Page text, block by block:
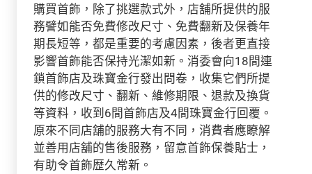
購買首飾，除了挑選款式外，店舖所提供的服
務譬如能否免費修改尺寸、免費翻新及保養年
期長短等，都是重要的考慮因素，後者更直接
影響首飾能否保持光潔如新。消委會向18間連
鎖首飾店及珠寶金行發出問卷，收集它們所提
供的修改尺寸、翻新、維修期限、退款及換貨
等資料，收到6間首飾店及4間珠寶金行回覆。
原來不同店舖的服務大有不同，消費者應瞭解
並善用店舖的售後服務，留意首飾保養貼士，
有助令首飾歴久常新。